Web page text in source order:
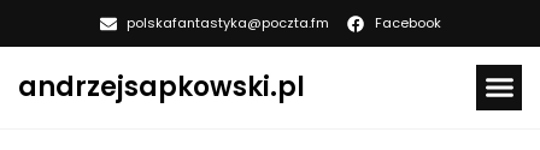
polskafantastyka@poczta.fm Facebook
andrzejsapkowski.pl